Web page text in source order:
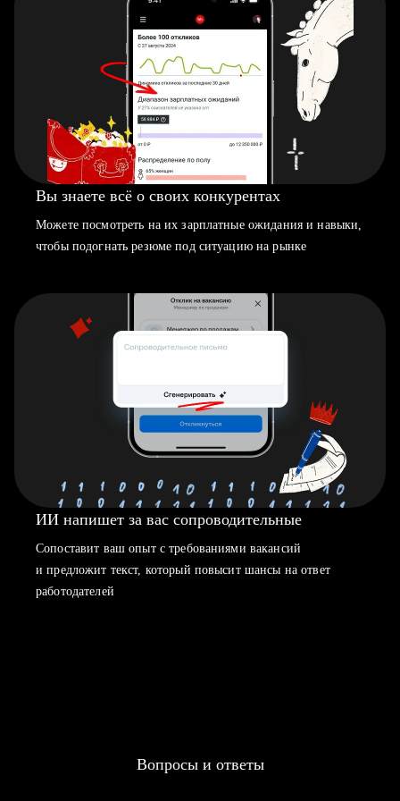
Вы знаете всё о своих конкурентах
Можете посмотреть на их зарплатные ожидания и навыки,
чтобы подогнать резюме под ситуацию на рынке
ИИ напишет за вас сопроводительные
Сопоставит ваш опыт с требованиями вакансий
и предложит текст, который повысит шансы на ответ
работодателей
Вопросы и ответы